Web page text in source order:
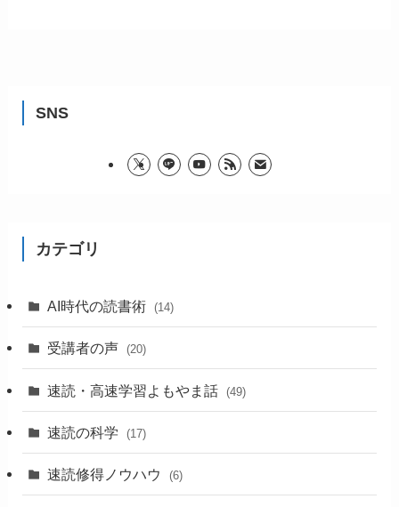
SNS
カテゴリ
AI時代の読書術 (14)
受講者の声 (20)
速読・高速学習よもやま話 (49)
速読の科学 (17)
速読修得ノウハウ (6)